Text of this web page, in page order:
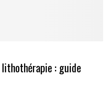
: guide